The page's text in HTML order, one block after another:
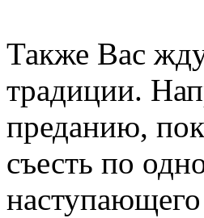
Также Вас
традиции.
преданию,
съесть по